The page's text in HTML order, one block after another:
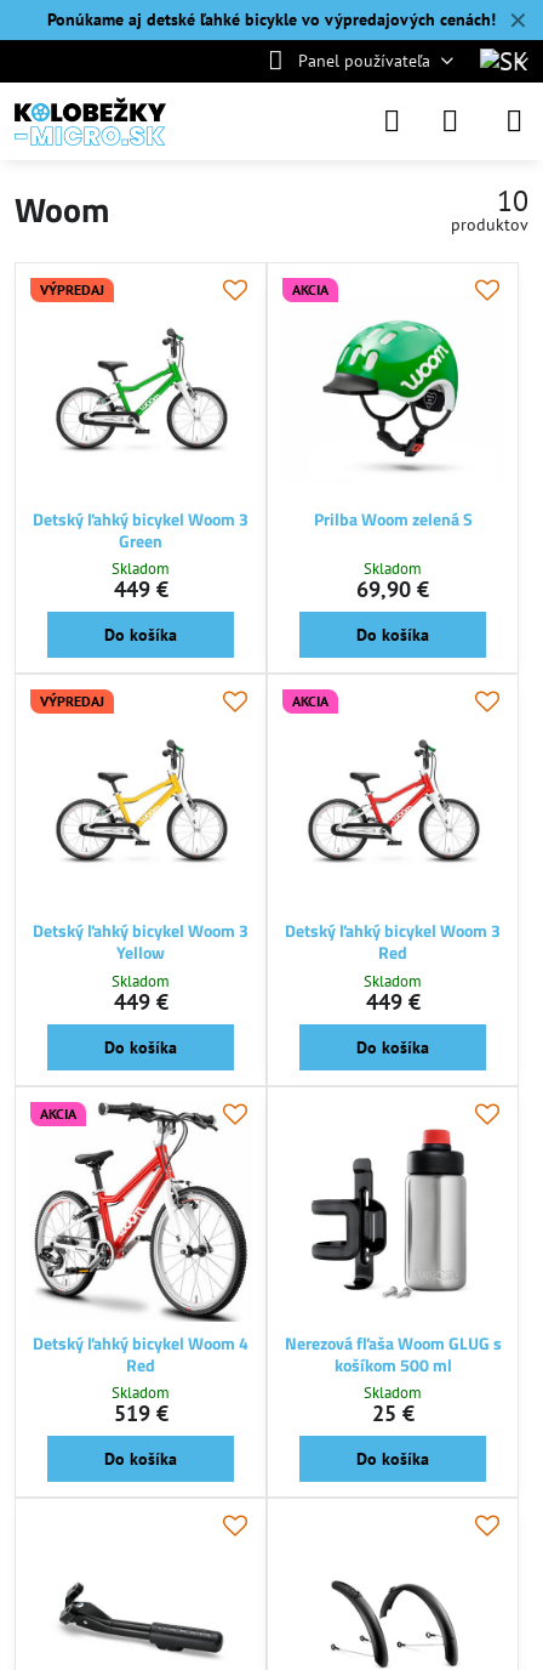
✕
Ponúkame aj detské ľahké bicykle vo výpredajových cenách!
Panel používateľa
Woom 10
produktov
VÝPREDAJ
Detský ľahký bicykel Woom 3
Green
Skladom
449 €
Do košíka
AKCIA
Prilba Woom zelená S
Skladom
69,90 €
Do košíka
VÝPREDAJ
Detský ľahký bicykel Woom 3
Yellow
Skladom
449 €
Do košíka
AKCIA
Detský ľahký bicykel Woom 3
Red
Skladom
449 €
Do košíka
AKCIA
Detský ľahký bicykel Woom 4
Red
Skladom
519 €
Do košíka
Nerezová fľaša Woom GLUG s
košíkom 500 ml
Skladom
25 €
Do košíka